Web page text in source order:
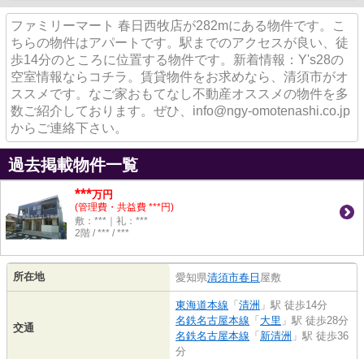
ファミリーマート 春日西牧店が282mにある物件です。こ
ちらの物件はアパートです。駅までのアクセスが良い、徒
歩14分のところに位置する物件です。新着情報：Y's28の
空室情報ならコチラ。賃貸物件をお求めなら、清須市がオ
ススメです。なご家おもてなし不動産オススメの物件を多
数ご紹介しております。ぜひ、info@ngy-omotenashi.co.jp
からご連絡下さい。
過去掲載物件一覧
***万円
(管理費・共益費 ***円)
敷：***｜礼：***
2階 / *** / ***
所在地 愛知県清須市春日 屋敷
交通
東海道本線 「 清洲 」駅 徒歩14分
名鉄名古屋本線 「 大里 」駅 徒歩28分
名鉄名古屋本線 「 新清洲 」駅 徒歩36
分